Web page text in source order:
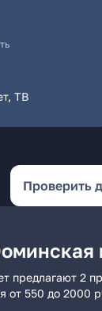
ТВ
Проверить
2
550 до